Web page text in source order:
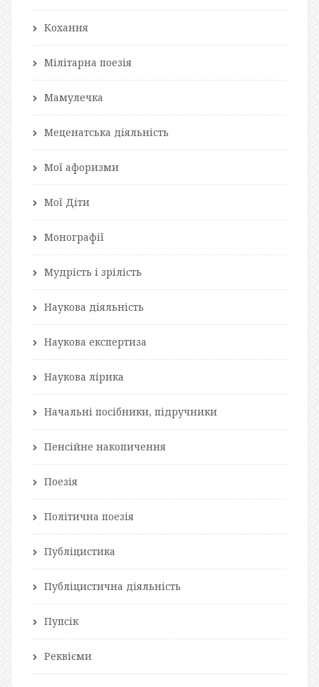
Кохання
Мілітарна поезія
Мамулечка
Меценатська діяльність
Мої афоризми
Мої Діти
Монографії
Мудрість і зрілість
Наукова діяльність
Наукова експертиза
Наукова лірика
Начальні посібники, підручники
Пенсійне накопичення
Поезія
Політична поезія
Публіцистика
Публіцистична діяльність
Пупсік
Реквієми